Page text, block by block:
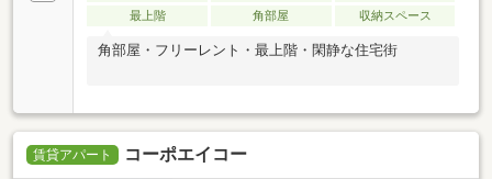
最上階
角部屋 収納スペース
角部屋・フリーレント・最上階・閑静な住宅街
賃貸アパート コーポエイコー